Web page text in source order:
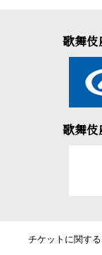
歌舞伎
歌舞伎
チケットに関す